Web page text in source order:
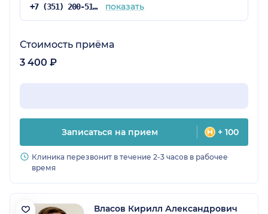
+7 (351) 200-51-58 показать
Стоимость приёма
3 400 ₽
Записаться на прием + 100
Клиника перезвонит в течение 2-3 часов в рабочее
время
Власов Кирилл Александрович